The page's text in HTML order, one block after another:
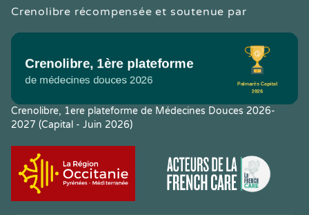
Crenolibre récompensée et soutenue par
Crenolibre, 1ere plateforme de Médecines Douces 2026-
2027 (Capital - Juin 2026)